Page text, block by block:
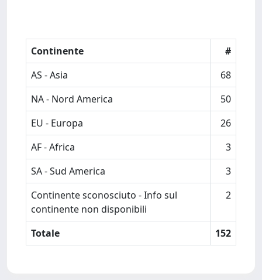
Continente
#
AS - Asia
68
NA - Nord America
50
EU - Europa
26
AF - Africa
3
SA - Sud America
3
Continente sconosciuto - Info sul
continente non disponibili
2
Totale 152